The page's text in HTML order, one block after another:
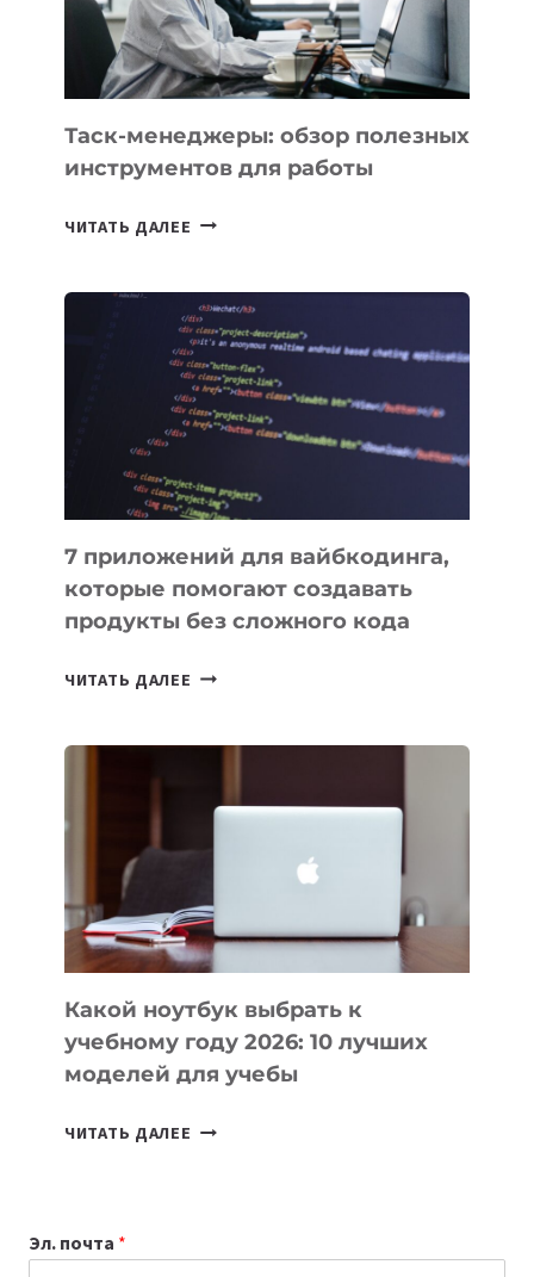
ИНЖЕНЕРА»
Таск-менеджеры: обзор полезных
инструментов для работы
ЧИТАТЬ ДАЛЕЕ ТАСК-
ПОЛЕЗНЫХ
ИНСТРУМЕНТОВ
ДЛЯ
РАБОТЫ
7 приложений для вайбкодинга,
которые помогают создавать
продукты без сложного кода
ЧИТАТЬ ДАЛЕЕ 7
ПОМОГАЮТ
СОЗДАВАТЬ
БЕЗ
СЛОЖНОГО
КОДА
Какой ноутбук выбрать к
учебному году 2026: 10 лучших
моделей для учебы
ЧИТАТЬ ДАЛЕЕ КАКОЙ
Эл. почта *